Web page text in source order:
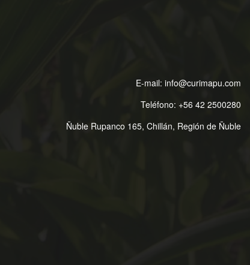
E-mail: info@curimapu.com
Teléfono: +56 42 2500280
Ñuble Rupanco 165, Chillán, Región de Ñuble